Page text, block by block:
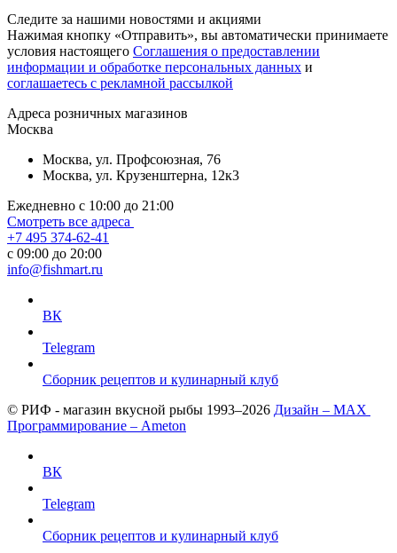
Следите за нашими новостями и акциями
Нажимая кнопку «Отправить», вы автоматически принимаете
условия настоящего Cоглашения о предоставлении
информации и обработке персональных данных и
соглашаетесь с рекламной рассылкой
Aдреса розничных магазинов
Москва
Москва, ул. Профсоюзная, 76
Москва, ул. Крузенштерна, 12к3
Ежедневно с 10:00 до 21:00
Смотреть все адреса
+7 495 374-62-41
c 09:00 до 20:00
info@fishmart.ru
ВК
Telegram
Сборник рецептов и кулинарный клуб
© РИФ - магазин вкусной рыбы 1993–2026 Дизайн – MAX
Программирование – Ameton
ВК
Telegram
Сборник рецептов и кулинарный клуб